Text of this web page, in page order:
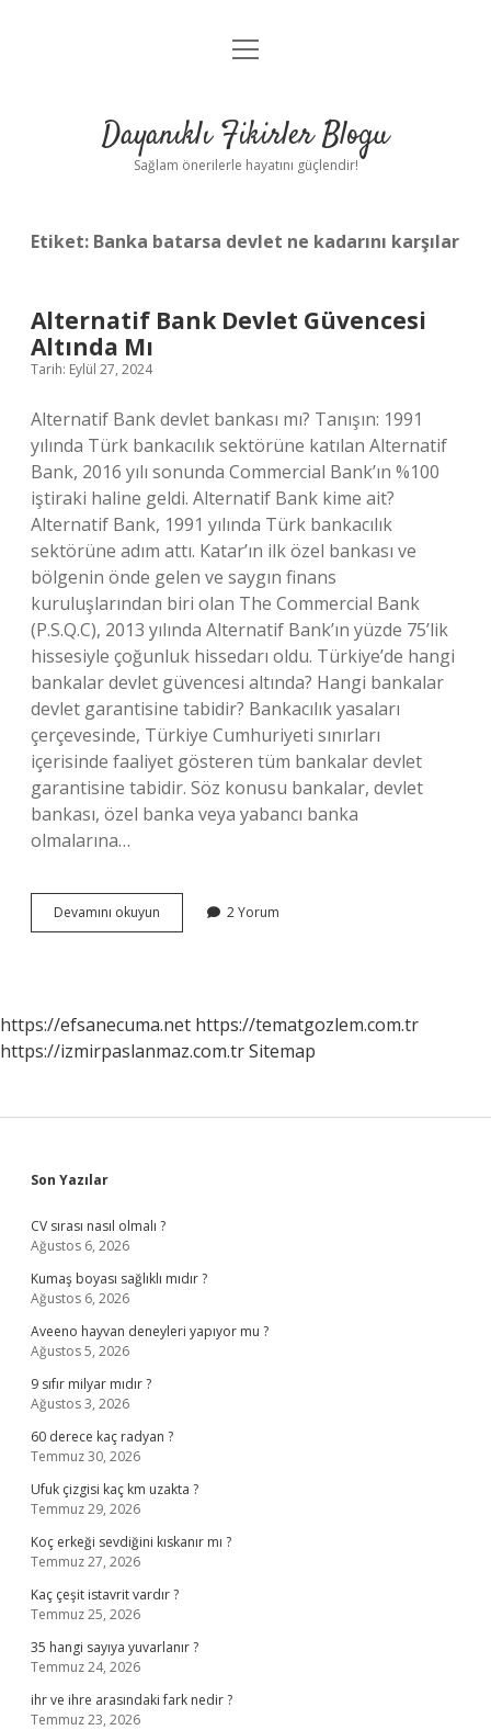
Anasayfa
Yasal Uyarı
menüyü
Dayanıklı Fikirler Blogu
Sağlam önerilerle hayatını güçlendir!
Etiket: Banka batarsa devlet ne kadarını karşılar
Alternatif Bank Devlet Güvencesi
Altında Mı
Tarih: Eylül 27, 2024
Alternatif Bank devlet bankası mı? Tanışın: 1991
yılında Türk bankacılık sektörüne katılan Alternatif
Bank, 2016 yılı sonunda Commercial Bank’ın %100
iştiraki haline geldi. Alternatif Bank kime ait?
Alternatif Bank, 1991 yılında Türk bankacılık
sektörüne adım attı. Katar’ın ilk özel bankası ve
bölgenin önde gelen ve saygın finans
kuruluşlarından biri olan The Commercial Bank
(P.S.Q.C), 2013 yılında Alternatif Bank’ın yüzde 75’lik
hissesiyle çoğunluk hissedarı oldu. Türkiye’de hangi
bankalar devlet güvencesi altında? Hangi bankalar
devlet garantisine tabidir? Bankacılık yasaları
çerçevesinde, Türkiye Cumhuriyeti sınırları
içerisinde faaliyet gösteren tüm bankalar devlet
garantisine tabidir. Söz konusu bankalar, devlet
bankası, özel banka veya yabancı banka
olmalarına…
Devamını okuyun Alternatif
Bank
2 Yorum
https://efsanecuma.net https://tematgozlem.com.tr
https://izmirpaslanmaz.com.trSitemap
Sidebar
Son Yazılar
CV sırası nasıl olmalı ?
Ağustos 6, 2026
Kumaş boyası sağlıklı mıdır ?
Ağustos 6, 2026
Aveeno hayvan deneyleri yapıyor mu ?
Ağustos 5, 2026
9 sıfır milyar mıdır ?
Ağustos 3, 2026
60 derece kaç radyan ?
Temmuz 30, 2026
Ufuk çizgisi kaç km uzakta ?
Temmuz 29, 2026
Koç erkeği sevdiğini kıskanır mı ?
Temmuz 27, 2026
Kaç çeşit istavrit vardır ?
Temmuz 25, 2026
35 hangi sayıya yuvarlanır ?
Temmuz 24, 2026
ihr ve ihre arasındaki fark nedir ?
Temmuz 23, 2026